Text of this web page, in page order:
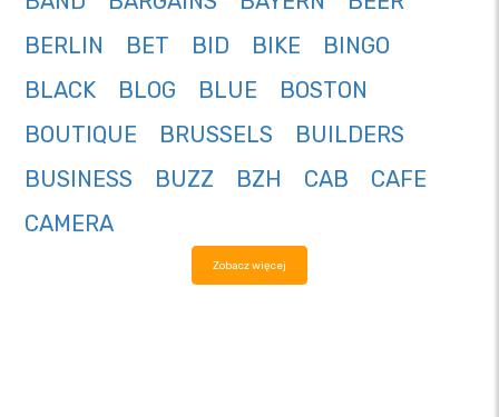
BERLIN
BET BID BIKE
BINGO
BLACK
BLOG BLUE
BOSTON
BOUTIQUE
BRUSSELS
BUILDERS
BUSINESS
BUZZ BZH CAB
CAFE
CAMERA
Zobacz więcej